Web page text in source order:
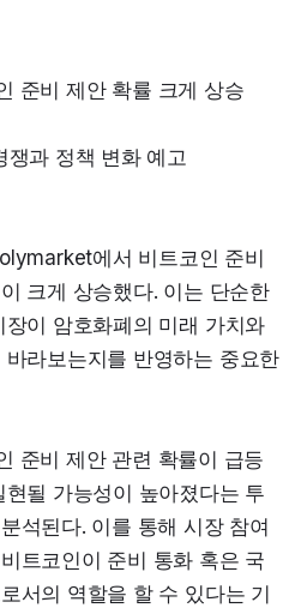
준비 제안 확률 크게 상승
쟁과 정책 변화 예고
에서 비트코인 준비
크게 상승했다. 이는 단순한
이 암호화폐의 미래 가치와
라보는지를 반영하는 중요한
준비 제안 관련 확률이 급등
될 가능성이 높아졌다는 투
석된다. 이를 통해 시장 참여
트코인이 준비 통화 혹은 국
서의 역할을 할 수 있다는 기